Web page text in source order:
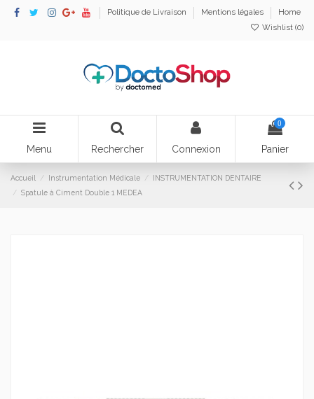
Politique de Livraison Mentions légales
Home
Wishlist (0)
Menu Rechercher Connexion
0
Panier
Accueil Instrumentation Médicale
INSTRUMENTATION DENTAIRE
Spatule à Ciment Double 1 MEDEA